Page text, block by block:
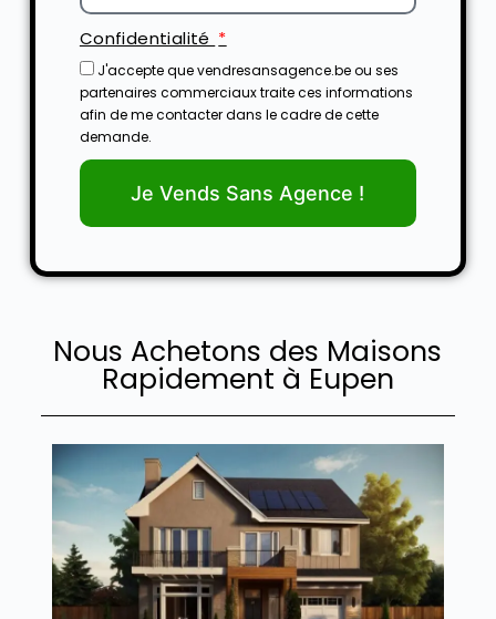
Confidentialité
J'accepte que vendresansagence.be ou ses
partenaires commerciaux traite ces informations
afin de me contacter dans le cadre de cette
demande.
Je Vends Sans Agence !
Nous Achetons des Maisons
Rapidement à Eupen